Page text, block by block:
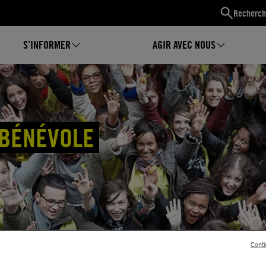
S’INFORMER AGIR AVEC NOUS